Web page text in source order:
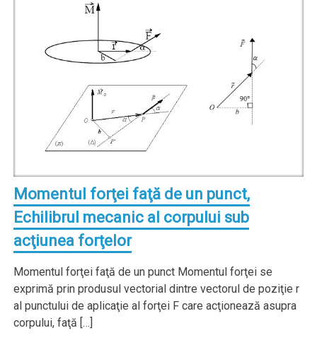
Momentul forţei faţă de un punct,
Echilibrul mecanic al corpului sub
acţiunea forţelor
Momentul forţei faţă de un punct Momentul forţei se
exprimă prin produsul vectorial dintre vectorul de poziţie r
al punctului de aplicaţie al forţei F care acţionează asupra
corpului, faţă […]